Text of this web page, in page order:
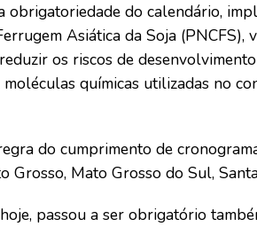
obrigatoriedade do calendário,
Asiática da Soja (PNCFS),
os riscos de
químicas utilizadas no
do cumprimento de
Grosso, Mato Grosso do Sul,
passou a ser obrigatório